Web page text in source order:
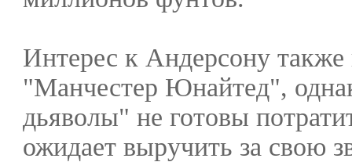
Интерес к Андерсону также
"Манчестер Юнайтед",
дьяволы" не готовы
ожидает выручить за свою